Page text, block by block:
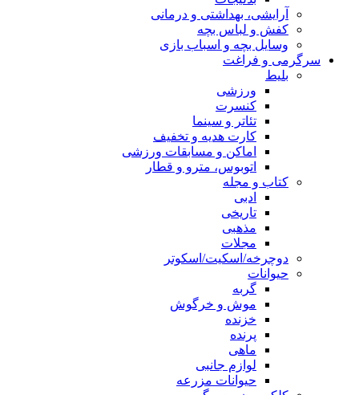
آرایشی، بهداشتی و درمانی
کفش و لباس بچه
وسایل بچه و اسباب بازی
سرگرمی و فراغت
بلیط
ورزشی
کنسرت
تئاتر و سینما
کارت هدیه و تخفیف
اماکن و مسابقات ورزشی
اتوبوس، مترو و قطار
کتاب و مجله
ادبی
تاریخی
مذهبی
مجلات
دوچرخه/اسکیت/اسکوتر
حیوانات
گربه
موش و خرگوش
خزنده
پرنده
ماهی
لوازم جانبی
حیوانات مزرعه